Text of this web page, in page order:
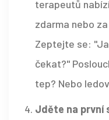
terapeutů
zdarma nebo
Zeptejte se:
čekat?"
tep? Nebo
Jděte na první